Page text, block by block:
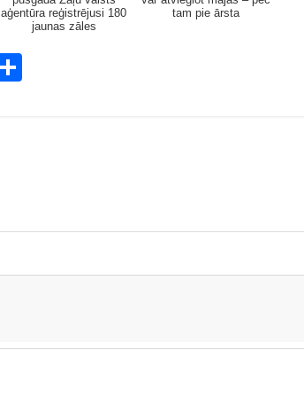
aģentūra reģistrējusi 180
jaunas zāles
tam pie ārsta